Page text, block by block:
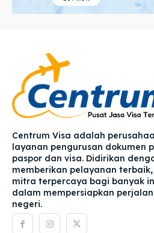
Centrum Visa adalah
layanan pengurusan dokumen
paspor dan visa. Didirikan
memberikan pelayanan
mitra terpercaya bagi banyak
dalam mempersiapkan
negeri.